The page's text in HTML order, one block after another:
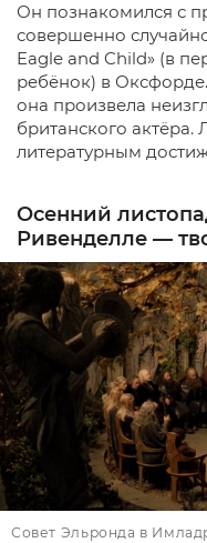
Он познакомился с
совершенно
Eagle and Child» (в
ребёнок) в
она произвела
британского
литературным
Осенний
Ривенделле —
Совет Эльронда в